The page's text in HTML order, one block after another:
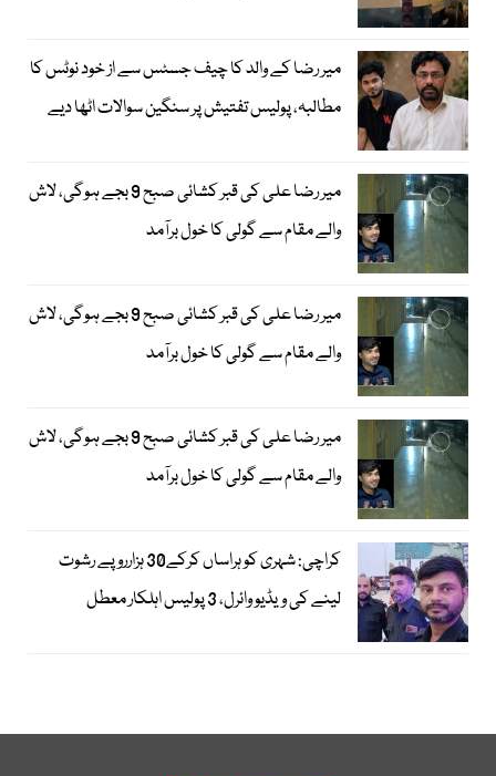
میر رضا کے والد کا چیف جسٹس سے از خود نوٹس کا
مطالبہ، پولیس تفتیش پر سنگین سوالات اٹھا دیے
میر رضا علی کی قبر کشائی صبح 9 بجے ہوگی، لاش
والے مقام سے گولی کا خول برآمد
میر رضا علی کی قبر کشائی صبح 9 بجے ہوگی، لاش
والے مقام سے گولی کا خول برآمد
میر رضا علی کی قبر کشائی صبح 9 بجے ہوگی، لاش
والے مقام سے گولی کا خول برآمد
کراچی: شہری کو ہراساں کرکے30 ہزارروپے رشوت
لینے کی ویڈیو وائرل، 3 پولیس اہلکار معطل